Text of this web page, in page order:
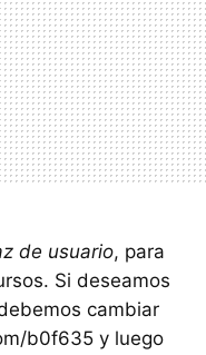
de usuario, para
Si deseamos
cambiar
b0f635 y luego